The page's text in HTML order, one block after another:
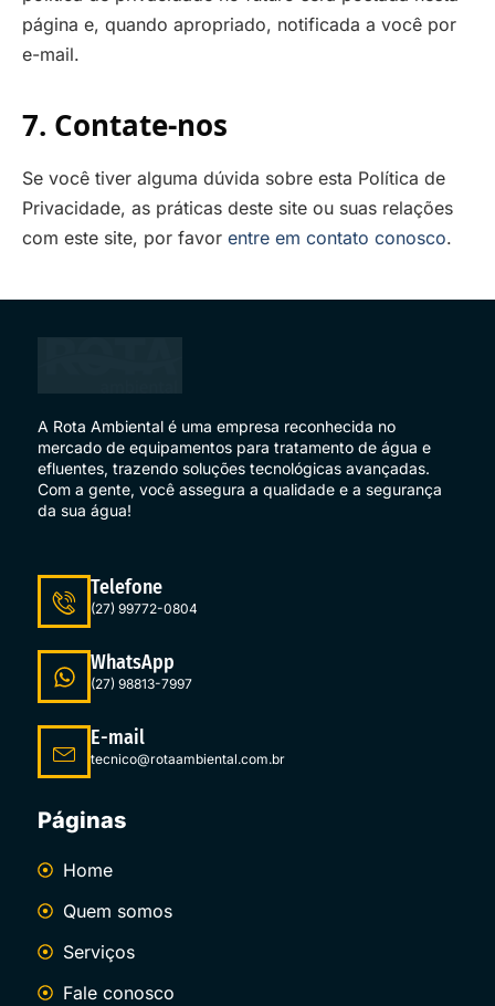
página e, quando apropriado, notificada a você por
e-mail.
7. Contate-nos
Se você tiver alguma dúvida sobre esta Política de
Privacidade, as práticas deste site ou suas relações
com este site, por favor entre em contato conosco.
A Rota Ambiental é uma empresa reconhecida no
mercado de equipamentos para tratamento de água e
efluentes, trazendo soluções tecnológicas avançadas.
Com a gente, você assegura a qualidade e a segurança
da sua água!
Telefone
(27) 99772-0804
WhatsApp
(27) 98813-7997
E-mail
tecnico@rotaambiental.com.br
Páginas
Home
Quem somos
Serviços
Fale conosco